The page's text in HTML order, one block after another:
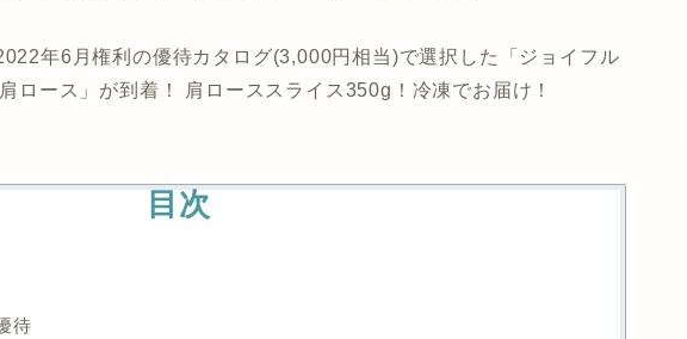
年6月権利の優待カタログ(3,000円相当)で選択した「ジョイフル
ロース」が到着！ 肩ローススライス350g！冷凍でお届け！
目次
待